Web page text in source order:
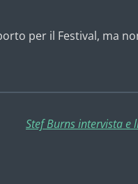
per il Festival, ma
Stef Burns intervista e